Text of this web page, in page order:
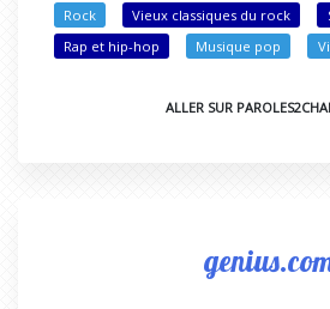
Rock
Vieux classiques du rock
Rap et hip-hop
Musique pop
ALLER SUR